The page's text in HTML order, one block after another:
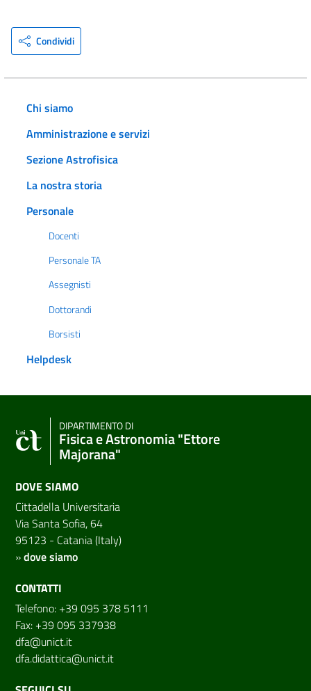
Condividi
Chi siamo
Amministrazione e servizi
Sezione Astrofisica
La nostra storia
Personale
Docenti
Personale TA
Assegnisti
Dottorandi
Borsisti
Helpdesk
DIPARTIMENTO DI
Fisica e Astronomia "Ettore
Majorana"
DOVE SIAMO
Cittadella Universitaria
Via Santa Sofia, 64
95123 - Catania (Italy)
»dove siamo
CONTATTI
Telefono: +39 095 378 5111
Fax: +39 095 337938
dfa@unict.it
dfa.didattica@unict.it